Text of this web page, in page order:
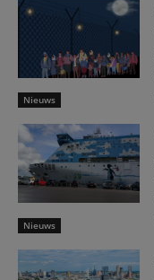
Nieuws
Nieuws